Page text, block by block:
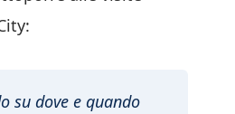
su dove e quando